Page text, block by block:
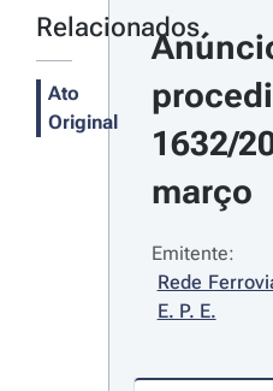
Relacionados
Ato
Original
1632/
março
Emitente:
Rede
E. P. E.